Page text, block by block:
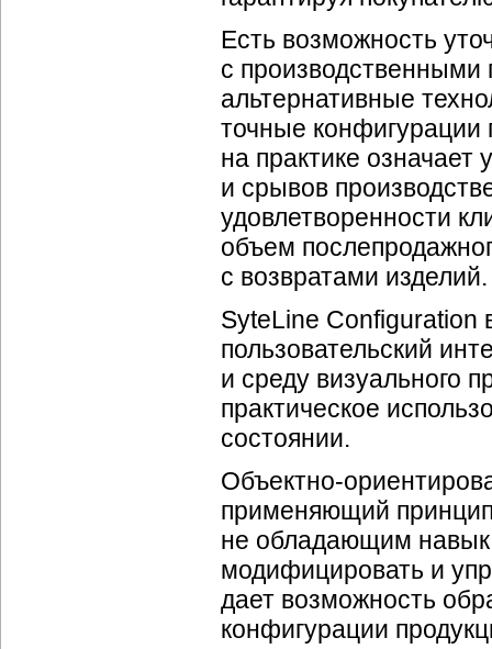
Есть возможность
с производственными
альтернативные
точные конфигурации
на практике
и срывов
удовлетворенности
объем
с возвратами изделий.
SyteLine Configuration
пользовательский
и среду визуального
практическое
состоянии.
Объектно-
применяющий
не обладающим
модифицировать и
дает возможность
конфигурации